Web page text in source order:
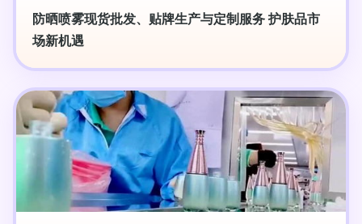
防晒喷雾现货批发、贴牌生产与定制服务 护肤品市
场新机遇